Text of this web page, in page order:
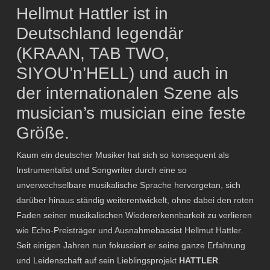
Hellmut Hattler ist in
Deutschland legendär
(KRAAN, TAB TWO,
SIYOU’n’HELL) und auch in
der internationalen Szene als
musician’s musician eine feste
Größe.
Kaum ein deutscher Musiker hat sich so konsequent als
Instrumentalist und Songwriter durch eine so
unverwechselbare musikalische Sprache hervorgetan, sich
darüber hinaus ständig weiterentwickelt, ohne dabei den roten
Faden seiner musikalischen Wiedererkennbarkeit zu verlieren
wie Echo-Preisträger und Ausnahmebassist Hellmut Hattler.
Seit einigen Jahren nun fokussiert er seine ganze Erfahrung
und Leidenschaft auf sein Lieblingsprojekt HATTLER.